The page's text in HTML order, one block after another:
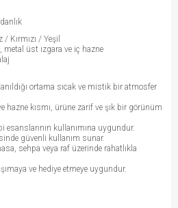
Kırmızı / Yeşil
metal üst ızgara ve iç hazne
ortama sıcak ve mistik bir atmosfer
hazne kısmı, ürüne zarif ve şık bir görünüm
esanslarının kullanımına uygundur.
güvenli kullanım sunar.
sehpa veya raf üzerinde rahatlıkla
ve hediye etmeye uygundur.